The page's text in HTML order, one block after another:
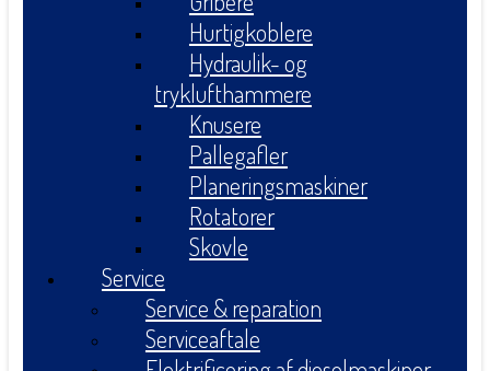
Hurtigkoblere
Hydraulik- og
tryklufthammere
Knusere
Pallegafler
Planeringsmaskiner
Rotatorer
Skovle
Service
Service & reparation
Serviceaftale